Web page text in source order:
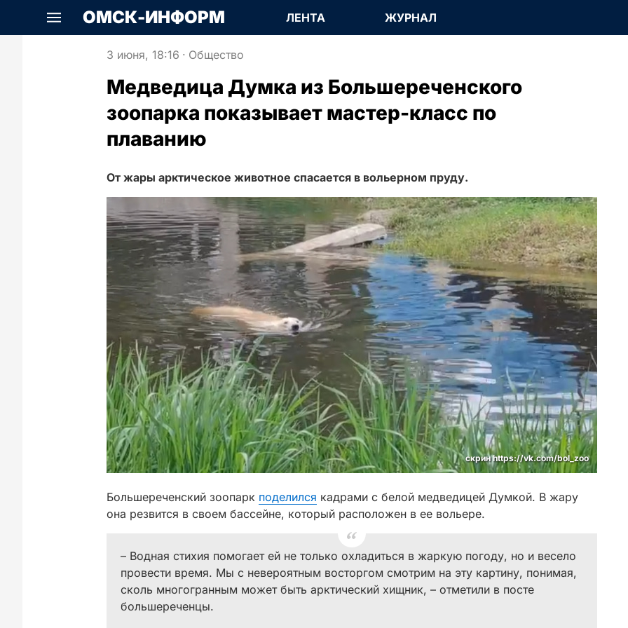
ОМСК-ИНФОРМ ЛЕНТА ЖУРНАЛ
3 июня, 18:16 · Общество
Медведица Думка из Большереченского
зоопарка показывает мастер-класс по
плаванию
От жары арктическое животное спасается в вольерном пруду.
скрин https://vk.com/bol_zoo
Большереченский зоопарк поделился кадрами с белой медведицей Думкой. В жару
она резвится в своем бассейне, который расположен в ее вольере.
– Водная стихия помогает ей не только охладиться в жаркую погоду, но и весело
провести время. Мы с невероятным восторгом смотрим на эту картину, понимая,
сколь многогранным может быть арктический хищник, – отметили в посте
большереченцы.